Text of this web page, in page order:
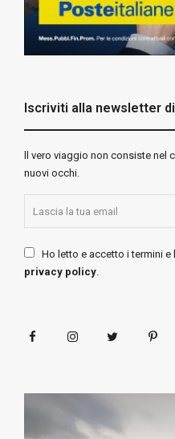
Iscriviti alla newsletter
ll vero viaggio non consiste nel
nuovi occhi.
Ho letto e accetto i termini
privacy policy.